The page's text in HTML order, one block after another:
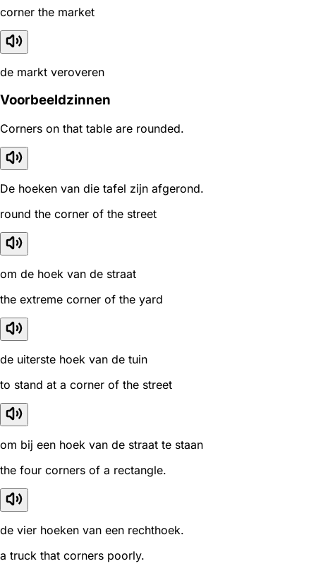
corner the market
de markt veroveren
Voorbeeldzinnen
Corners on that table are rounded.
De hoeken van die tafel zijn afgerond.
round the corner of the street
om de hoek van de straat
the extreme corner of the yard
de uiterste hoek van de tuin
to stand at a corner of the street
om bij een hoek van de straat te staan
the four corners of a rectangle.
de vier hoeken van een rechthoek.
a truck that corners poorly.